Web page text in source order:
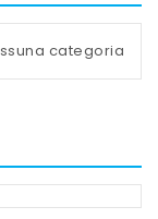
categoria